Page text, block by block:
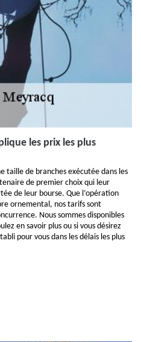
les prix les plus
taille de branches exécutée dans les
de premier choix qui leur
de leur bourse. Que l’opération
ornemental, nos tarifs sont
Nous sommes disponibles
en savoir plus ou si vous désirez
pour vous dans les délais les plus